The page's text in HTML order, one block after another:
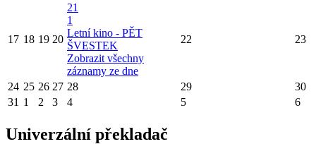
17 18 19 20
21
1
Letní kino - PĚT
ŠVESTEK
Zobrazit všechny
záznamy ze dne
22 23
24 25 26 27 28 29
30
31 1 2 3 4 5 6
Univerzální překladač